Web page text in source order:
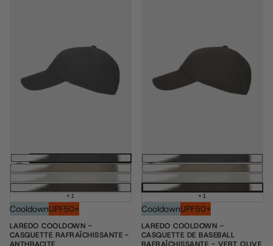
Ajouter au panier
+1
CooldownUPF50+
LAREDO COOLDOWN -
CASQUETTE RAFRAÎCHISSANTE -
ANTHRACITE
Ajouter au
+1
CooldownUPF50+
LAREDO COOLDOWN -
CASQUETTE DE BASEBALL
RAFRAÎCHISSANTE - VERT OLIVE